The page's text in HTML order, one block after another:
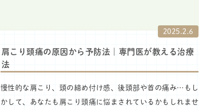
2025.2.6
肩こり頭痛の原因から予防法｜専門医が教える治療
法
慢性的な肩こり、頭の締め付け感、後頭部や首の痛み…もし
かして、あなたも肩こり頭痛に悩まされているかもしれませ